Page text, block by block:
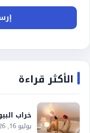
الأكثر قراءة
خراب
يوليو 16, 2026